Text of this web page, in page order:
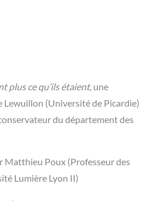
plus ce qu’ils étaient, une
Lewuillon (Université de Picardie)
du département des
Matthieu Poux (Professeur des
Lumière Lyon II)